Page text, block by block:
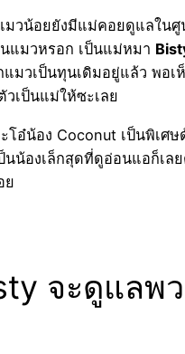
มวน้อยยังมีแม่คอยดูแลในศู
แมวหรอก เป็นแม่หมา
มวเป็นทุนเดิมอยู่แล้ว พอเ
วเป็นแม่ให้ซะเลย
โอ๋น้อง Coconut เป็นพิเศ
นน้องเล็กสุดที่ดูอ่อนแอก็เล
ย
จะดูแลพว